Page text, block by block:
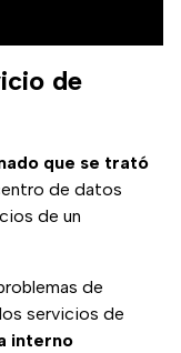
de
que se trató
de datos
de un
de
servicios de
interno